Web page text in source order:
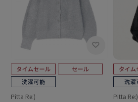
Pitta Re:) Pitta Re:)